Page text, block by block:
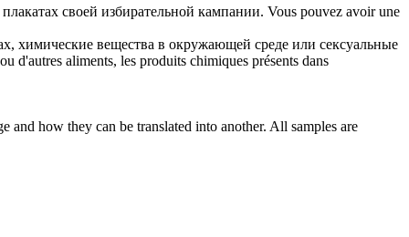
своей избирательной кампании. Vous pouvez avoir une
химические вещества в окружающей среде или сексуальные
d'autres aliments, les produits chimiques présents dans
how they can be translated into another. All samples are